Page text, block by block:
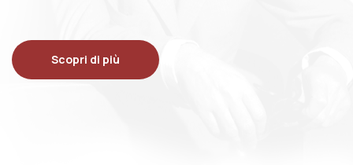
Scopri di più